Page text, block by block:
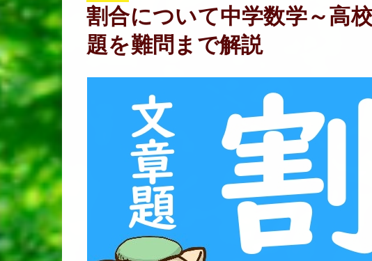
割合について中学数学～高
題を難問まで解説